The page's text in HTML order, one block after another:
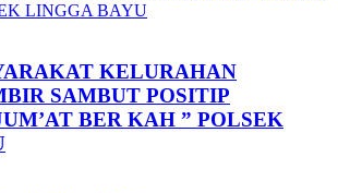
KELURAHAN
SAMBUT POSITIP
BER KAH ” POLSEK